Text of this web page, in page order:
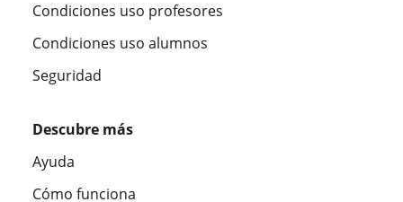
Condiciones uso profesores
Condiciones uso alumnos
Seguridad
Descubre más
Ayuda
Cómo funciona